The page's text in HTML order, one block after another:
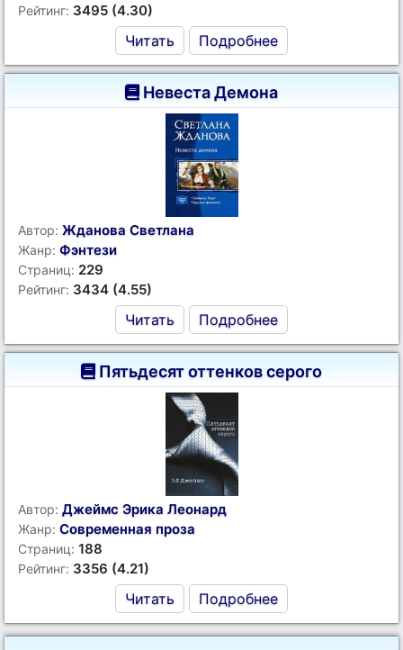
Рейтинг: 3495 (4.30)
Читать Подробнее
Невеста Демона
Автор: Жданова Светлана
Жанр: Фэнтези
Страниц: 229
Рейтинг: 3434 (4.55)
Читать Подробнее
Пятьдесят оттенков серого
Автор: Джеймс Эрика Леонард
Жанр: Современная проза
Страниц: 188
Рейтинг: 3356 (4.21)
Читать Подробнее